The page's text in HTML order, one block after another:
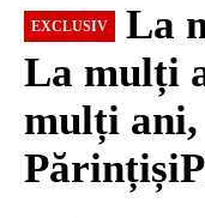
EXCLUSIV
La
La mulți
mulți ani,